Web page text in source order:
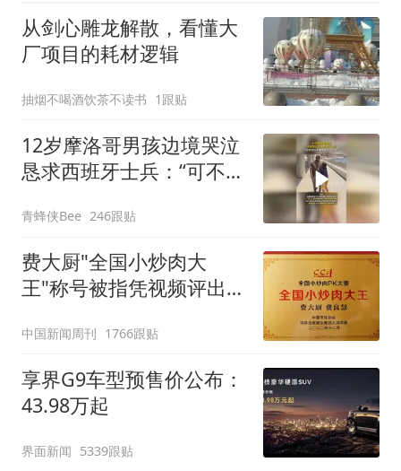
从剑心雕龙解散，看懂大
厂项目的耗材逻辑
抽烟不喝酒饮茶不读书 1跟贴
12岁摩洛哥男孩边境哭泣
恳求西班牙士兵：“可不可
青蜂侠Bee 246跟贴
费大厨"全国小炒肉大
王"称号被指凭视频评出
中国新闻周刊 1766跟贴
享界G9车型预售价公布：
43.98万起
界面新闻 5339跟贴